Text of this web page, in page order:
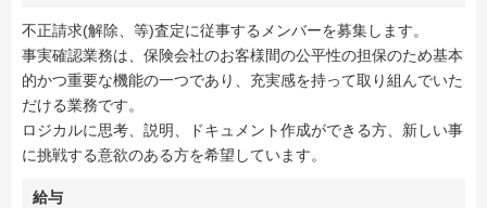
不正請求(解除、等)査定に従事するメンバーを募集します。
事実確認業務は、保険会社のお客様間の公平性の担保のため基本
的かつ重要な機能の一つであり、充実感を持って取り組んでいた
だける業務です。
ロジカルに思考、説明、ドキュメント作成ができる方、新しい事
に挑戦する意欲のある方を希望しています。
給与